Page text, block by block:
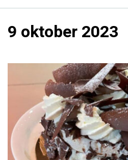
9 oktober 2023